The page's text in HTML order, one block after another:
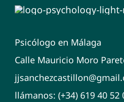
Psicólogo en Málaga
Calle Mauricio Moro
llámanos: (+34) 619 40 52